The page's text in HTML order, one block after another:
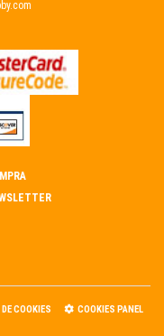
COOKIES COOKIES PANEL